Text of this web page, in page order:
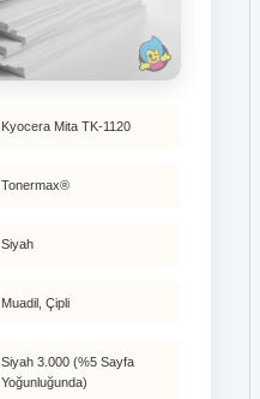
Kyocera Mita TK-1120
Tonermax®
Siyah
Muadil, Çipli
Siyah 3.000 (%5 Sayfa
Yoğunluğunda)